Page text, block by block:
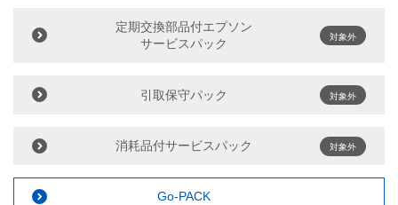
定期交換部品付エプソン
サービスパック
対象外
引取保守パック 対象外
消耗品付サービスパック 対象外
Go-PACK